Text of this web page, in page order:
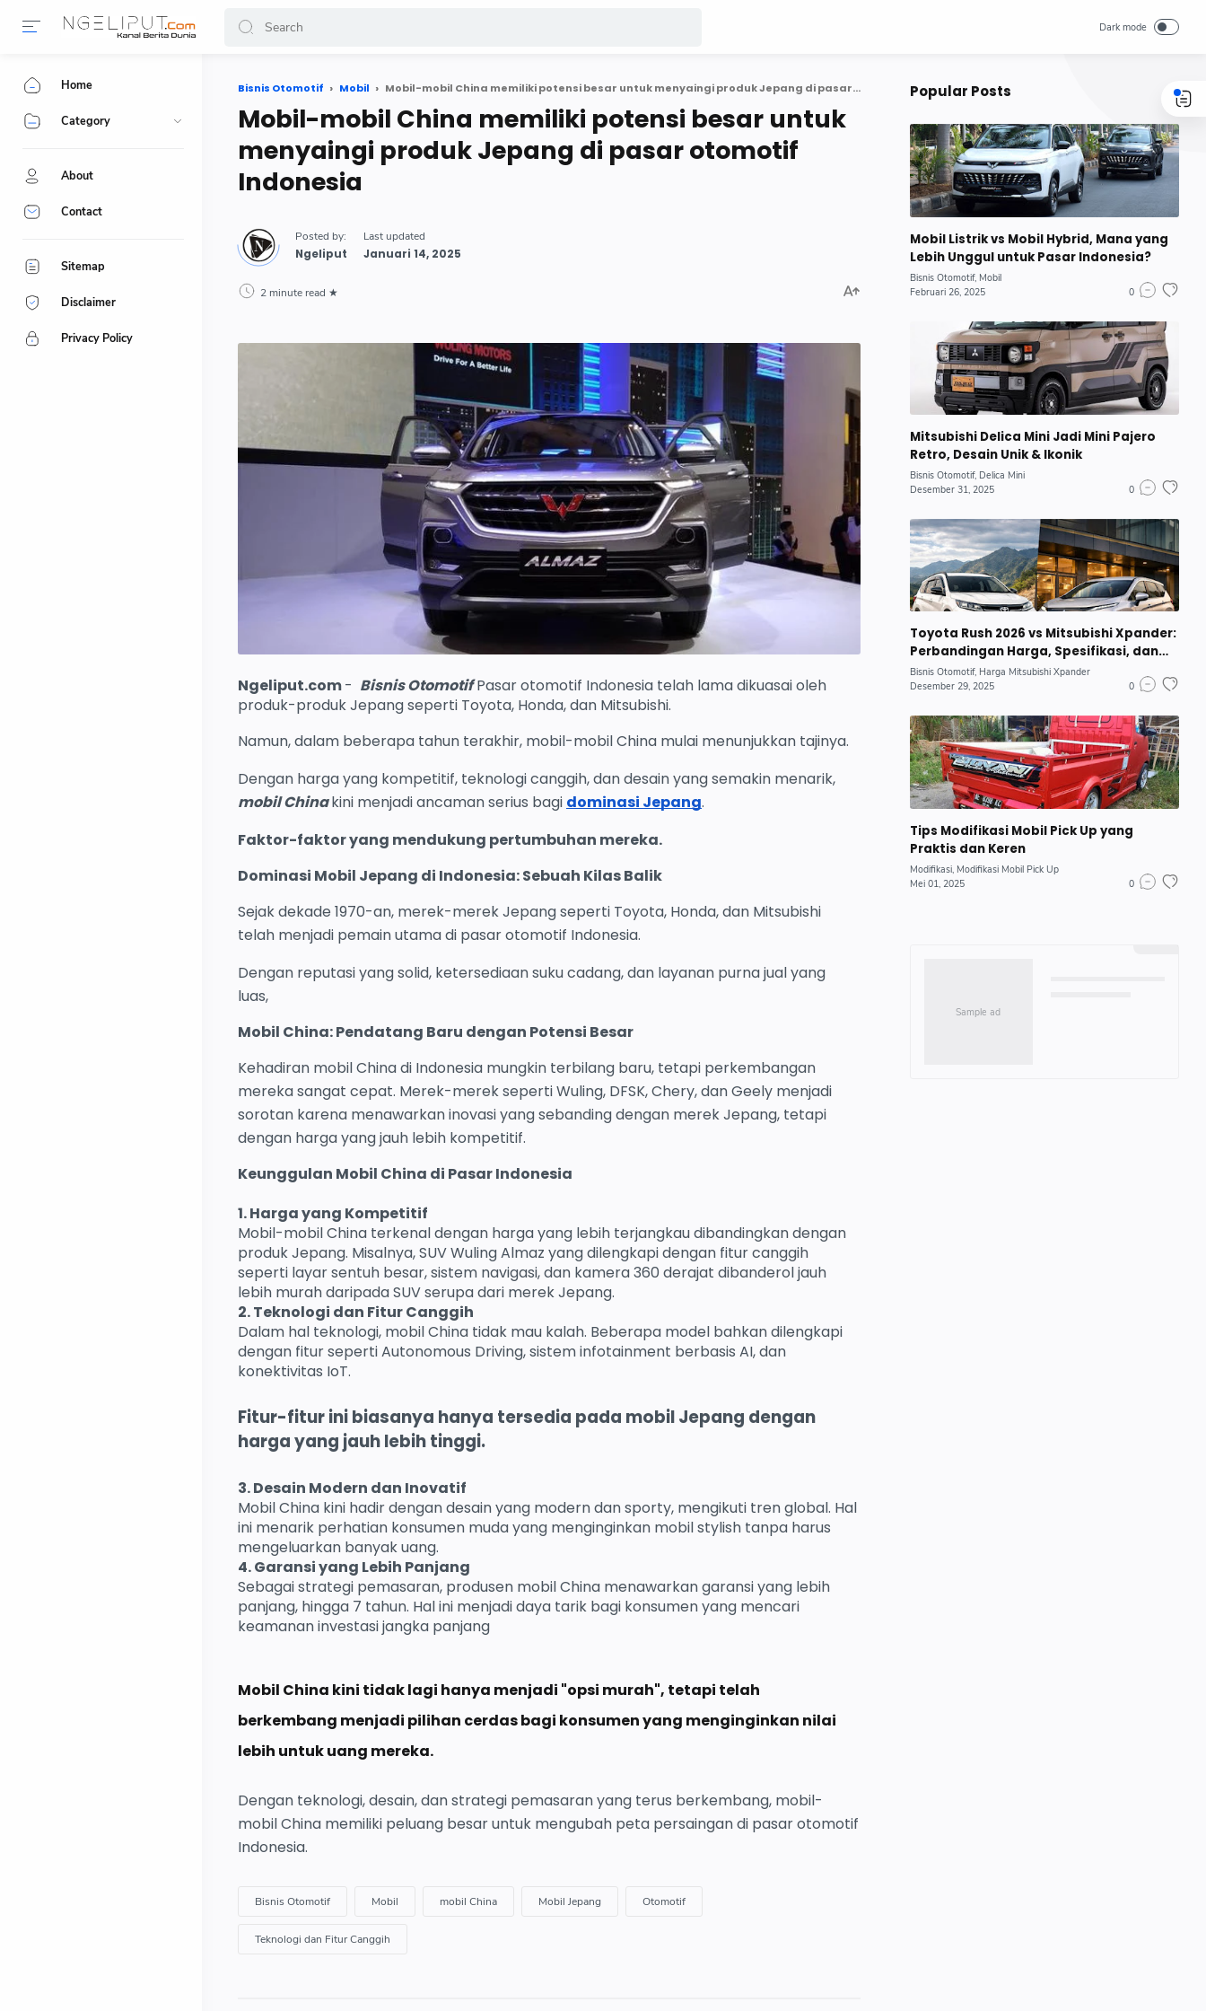
Bisnis Otomotif Mobil Mobil-mobil China memiliki potensi besar untuk menyaingi produk Jepang di pasar otomotif Indonesia
Mobil-mobil China memiliki potensi besar untuk
menyaingi produk Jepang di pasar otomotif
Indonesia
2 minute read
Ngeliput.com- Bisnis OtomotifPasar otomotif Indonesia telah lama dikuasai oleh
produk-produk Jepang seperti Toyota, Honda, dan Mitsubishi.
Namun, dalam beberapa tahun terakhir, mobil-mobil China mulai menunjukkan tajinya.
Dengan harga yang kompetitif, teknologi canggih, dan desain yang semakin menarik,
mobil Chinakini menjadi ancaman serius bagi dominasi Jepang.
Faktor-faktor yang mendukung pertumbuhan mereka.
Dominasi Mobil Jepang di Indonesia: Sebuah Kilas Balik
Sejak dekade 1970-an, merek-merek Jepang seperti Toyota, Honda, dan Mitsubishi
telah menjadi pemain utama di pasar otomotif Indonesia.
Dengan reputasi yang solid, ketersediaan suku cadang, dan layanan purna jual yang
luas,
Mobil China: Pendatang Baru dengan Potensi Besar
Kehadiran mobil China di Indonesia mungkin terbilang baru, tetapi perkembangan
mereka sangat cepat. Merek-merek seperti Wuling, DFSK, Chery, dan Geely menjadi
sorotan karena menawarkan inovasi yang sebanding dengan merek Jepang, tetapi
dengan harga yang jauh lebih kompetitif.
Keunggulan Mobil China di Pasar Indonesia
1. Harga yang Kompetitif
Mobil-mobil China terkenal dengan harga yang lebih terjangkau dibandingkan dengan
produk Jepang. Misalnya, SUV Wuling Almaz yang dilengkapi dengan fitur canggih
seperti layar sentuh besar, sistem navigasi, dan kamera 360 derajat dibanderol jauh
lebih murah daripada SUV serupa dari merek Jepang.
2. Teknologi dan Fitur Canggih
Dalam hal teknologi, mobil China tidak mau kalah. Beberapa model bahkan dilengkapi
dengan fitur seperti Autonomous Driving, sistem infotainment berbasis AI, dan
konektivitas IoT.
Fitur-fitur ini biasanya hanya tersedia pada mobil Jepang dengan
harga yang jauh lebih tinggi.
3. Desain Modern dan Inovatif
Mobil China kini hadir dengan desain yang modern dan sporty, mengikuti tren global. Hal
ini menarik perhatian konsumen muda yang menginginkan mobil stylish tanpa harus
mengeluarkan banyak uang.
4. Garansi yang Lebih Panjang
Sebagai strategi pemasaran, produsen mobil China menawarkan garansi yang lebih
panjang, hingga 7 tahun. Hal ini menjadi daya tarik bagi konsumen yang mencari
keamanan investasi jangka panjang
Mobil China kini tidak lagi hanya menjadi "opsi murah", tetapi telah
berkembang menjadi pilihan cerdas bagi konsumen yang menginginkan nilai
lebih untuk uang mereka.
Dengan teknologi, desain, dan strategi pemasaran yang terus berkembang, mobil-
mobil China memiliki peluang besar untuk mengubah peta persaingan di pasar otomotif
Indonesia.
Bisnis Otomotif Mobil mobil China Mobil Jepang Otomotif
Teknologi dan Fitur Canggih
Popular Posts
Mobil Listrik vs Mobil Hybrid, Mana yang
Lebih Unggul untuk Pasar Indonesia?
Bisnis Otomotif Mobil
Februari 26, 2025
0
Mitsubishi Delica Mini Jadi Mini Pajero
Retro, Desain Unik & Ikonik
Bisnis Otomotif Delica Mini
Desember 31, 2025
0
Toyota Rush 2026 vs Mitsubishi Xpander:
Perbandingan Harga, Spesifikasi, dan
Mobil Keluarga Terbaik
Bisnis Otomotif Harga Mitsubishi Xpander
Desember 29, 2025
0
Tips Modifikasi Mobil Pick Up yang
Praktis dan Keren
Modifikasi Modifikasi Mobil Pick Up
Mei 01, 2025
0
Home
Category
About
Contact
Sitemap
Disclaimer
Privacy Policy